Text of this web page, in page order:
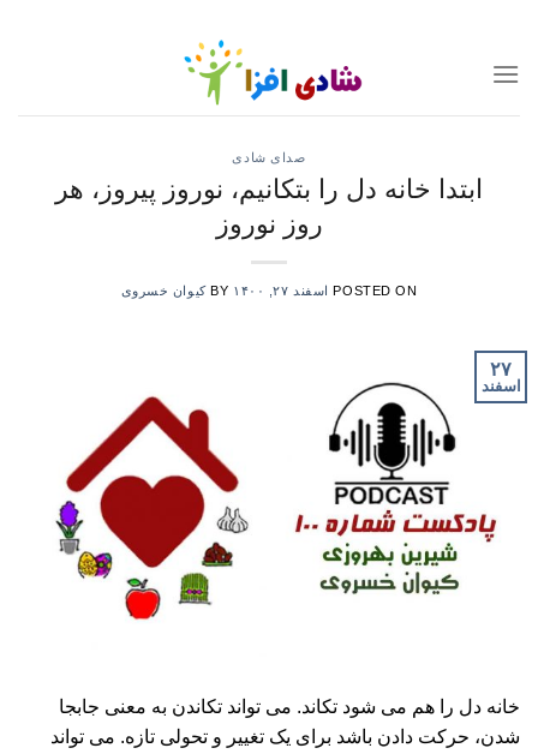
content
صدای شادی
ابتدا خانه دل را بتکانیم، نوروز پیروز، هر
روز نوروز
POSTED ON اسفند ۲۷, ۱۴۰۰ BY کیوان خسروی
۲۷
اسفند
خانه دل را هم می شود تکاند. می تواند تکاندن به معنی جابجا
شدن، حرکت دادن باشد برای یک تغییر و تحولی تازه. می تواند